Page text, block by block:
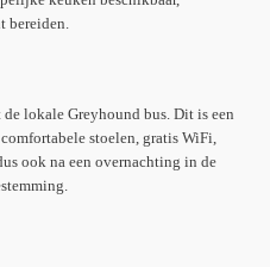
bereiden.
de lokale Greyhound bus. Dit is een
stoelen, gratis WiFi,
ook na een overnachting in de